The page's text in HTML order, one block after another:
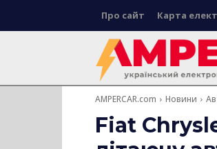
Про сайт Карта
AMPERCAR.com Новини
Fiat